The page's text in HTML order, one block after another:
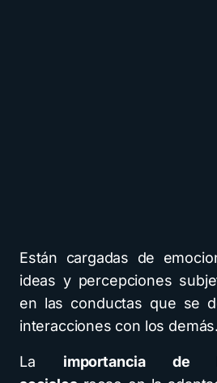
Están cargadas de
ideas y percepciones
en las conductas que se
interacciones con los demás.
La importancia de